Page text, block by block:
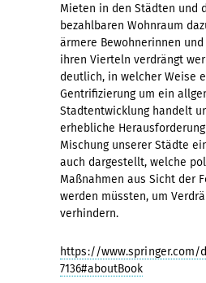
Mieten in den Städten und
bezahlbaren Wohnraum
ärmere Bewohnerinnen
ihren Vierteln verdrängt
deutlich, in welcher Weise
Gentrifizierung um ein
Stadtentwicklung handelt
erhebliche
Mischung unserer Städte
auch dargestellt, welche
Maßnahmen aus Sicht der
werden müssten, um
verhindern.
https://www.springer.com/
7136#aboutBook